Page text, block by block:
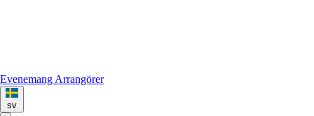
Evenemang Arrangörer
sv